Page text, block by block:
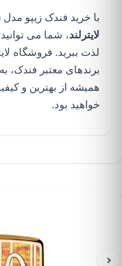
با خرید فندک زیپو مدل Fusion از فروشگاه آنلاین
لایترلند، شما می
لذت ببرید. فروشگاه
برندهای معتبر فندک،
همیشه از بهترین و
خواهید بود.